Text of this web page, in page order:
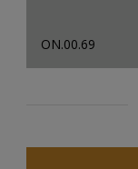
ON.00.69